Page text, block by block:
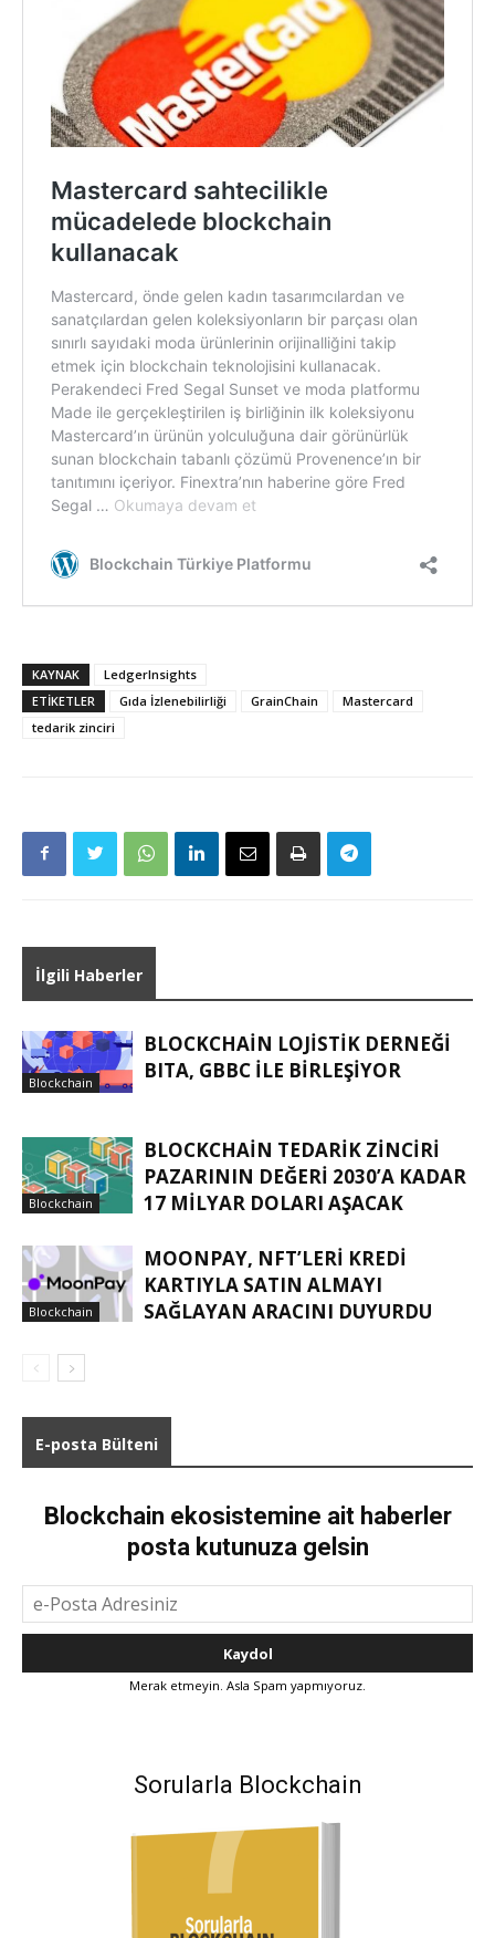
KAYNAK
LedgerInsights
ETIKETLER
Gıda İzlenebilirliği GrainChain
Mastercard
tedarik zinciri
İlgili Haberler
Blockchain
BLOCKCHAIN LOJISTIK DERNEĞI
BITA, GBBC ILE BIRLEŞIYOR
Blockchain
BLOCKCHAIN TEDARIK ZINCIRI
PAZARININ DEĞERI 2030’A KADAR
17 MILYAR DOLARI AŞACAK
Blockchain
MOONPAY, NFT’LERI KREDI
KARTIYLA SATIN ALMAYI
SAĞLAYAN ARACINI DUYURDU
E-posta Bülteni
Blockchain ekosistemine ait haberler
posta kutunuza gelsin
Merak etmeyin. Asla Spam yapmıyoruz.
Sorularla Blockchain